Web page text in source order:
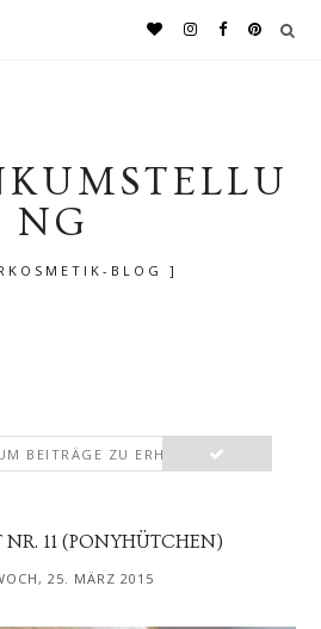
NG
BLOG ]
NR. 11 (PONYHÜTCHEN)
25. MÄRZ 2015